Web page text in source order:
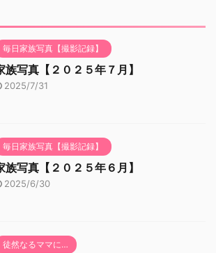
毎日家族写真【撮影記録】
族写真【２０２５年７月】
2025/7/31
毎日家族写真【撮影記録】
族写真【２０２５年６月】
2025/6/30
徒然なるママに…